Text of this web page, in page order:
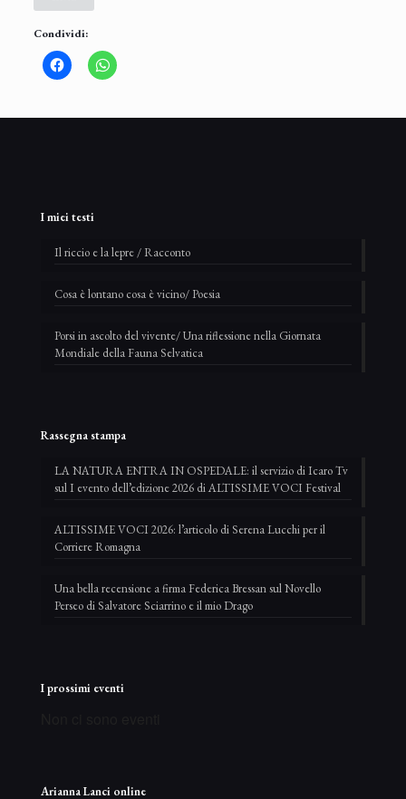
Condividi:
I miei testi
Il riccio e la lepre / Racconto
Cosa è lontano cosa è vicino/ Poesia
Porsi in ascolto del vivente/ Una riflessione nella Giornata
Mondiale della Fauna Selvatica
Rassegna stampa
LA NATURA ENTRA IN OSPEDALE: il servizio di Icaro Tv
sul I evento dell’edizione 2026 di ALTISSIME VOCI Festival
ALTISSIME VOCI 2026: l’articolo di Serena Lucchi per il
Corriere Romagna
Una bella recensione a firma Federica Bressan sul Novello
Perseo di Salvatore Sciarrino e il mio Drago
I prossimi eventi
Arianna Lanci online